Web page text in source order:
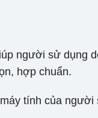
người sử dụng
hợp chuẩn.
tính của